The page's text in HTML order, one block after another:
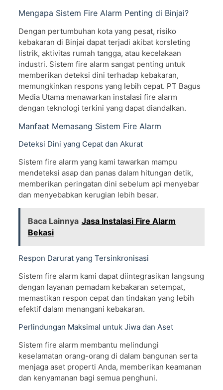
Mengapa Sistem Fire Alarm Penting di Binjai?
Dengan pertumbuhan kota yang pesat, risiko
kebakaran di Binjai dapat terjadi akibat korsleting
listrik, aktivitas rumah tangga, atau kecelakaan
industri. Sistem fire alarm sangat penting untuk
memberikan deteksi dini terhadap kebakaran,
memungkinkan respons yang lebih cepat. PT Bagus
Media Utama menawarkan instalasi fire alarm
dengan teknologi terkini yang dapat diandalkan.
Manfaat Memasang Sistem Fire Alarm
Deteksi Dini yang Cepat dan Akurat
Sistem fire alarm yang kami tawarkan mampu
mendeteksi asap dan panas dalam hitungan detik,
memberikan peringatan dini sebelum api menyebar
dan menyebabkan kerugian lebih besar.
Baca Lainnya Jasa Instalasi Fire Alarm
Bekasi
Respon Darurat yang Tersinkronisasi
Sistem fire alarm kami dapat diintegrasikan langsung
dengan layanan pemadam kebakaran setempat,
memastikan respon cepat dan tindakan yang lebih
efektif dalam menangani kebakaran.
Perlindungan Maksimal untuk Jiwa dan Aset
Sistem fire alarm membantu melindungi
keselamatan orang-orang di dalam bangunan serta
menjaga aset properti Anda, memberikan keamanan
dan kenyamanan bagi semua penghuni.